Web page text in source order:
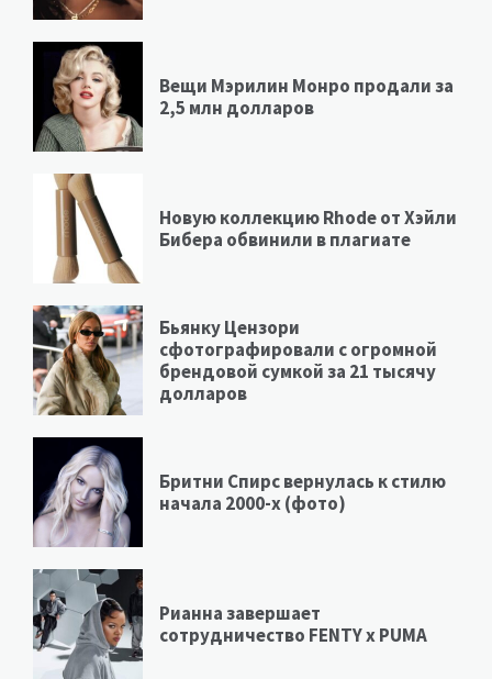
Вещи Мэрилин Монро продали за
2,5 млн долларов
Новую коллекцию Rhode от Хэйли
Бибера обвинили в плагиате
Бьянку Цензори
сфотографировали с огромной
брендовой сумкой за 21 тысячу
долларов
Бритни Спирс вернулась к стилю
начала 2000-х (фото)
Рианна завершает
сотрудничество FENTY х PUMA